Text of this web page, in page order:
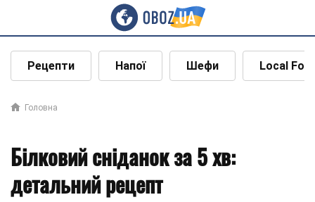
Рецепти Напої Шефи Local
Головна
Білковий сніданок за 5 хв:
детальний рецепт